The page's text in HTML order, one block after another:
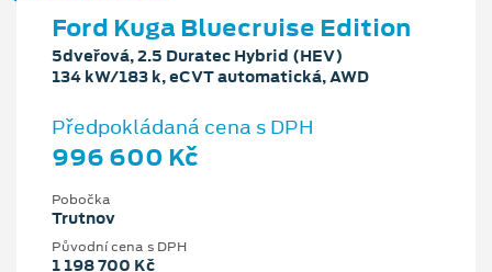
Ford Kuga Bluecruise Edition
5dveřová, 2.5 Duratec Hybrid (HEV)
134 kW/183 k, eCVT automatická, AWD
Předpokládaná cena s DPH
996 600 Kč
Pobočka
Trutnov
Původní cena s DPH
1 198 700 Kč